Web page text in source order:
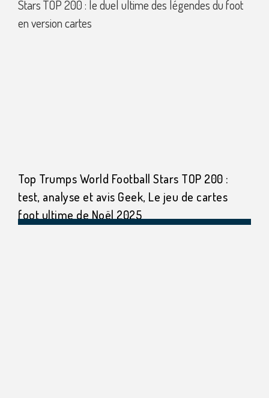
Top Trumps World Football Stars TOP 200 :
test, analyse et avis Geek, Le jeu de cartes
foot ultime de Noël 2025